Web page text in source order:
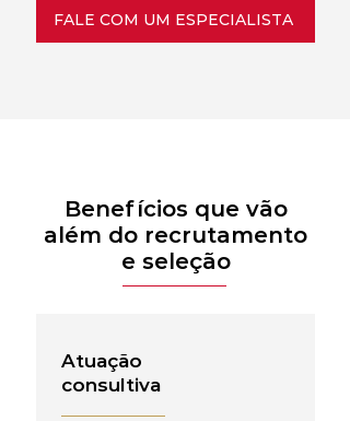
FALE COM UM ESPECIALISTA
Benefícios que vão
além do recrutamento
e seleção
Atuação
consultiva